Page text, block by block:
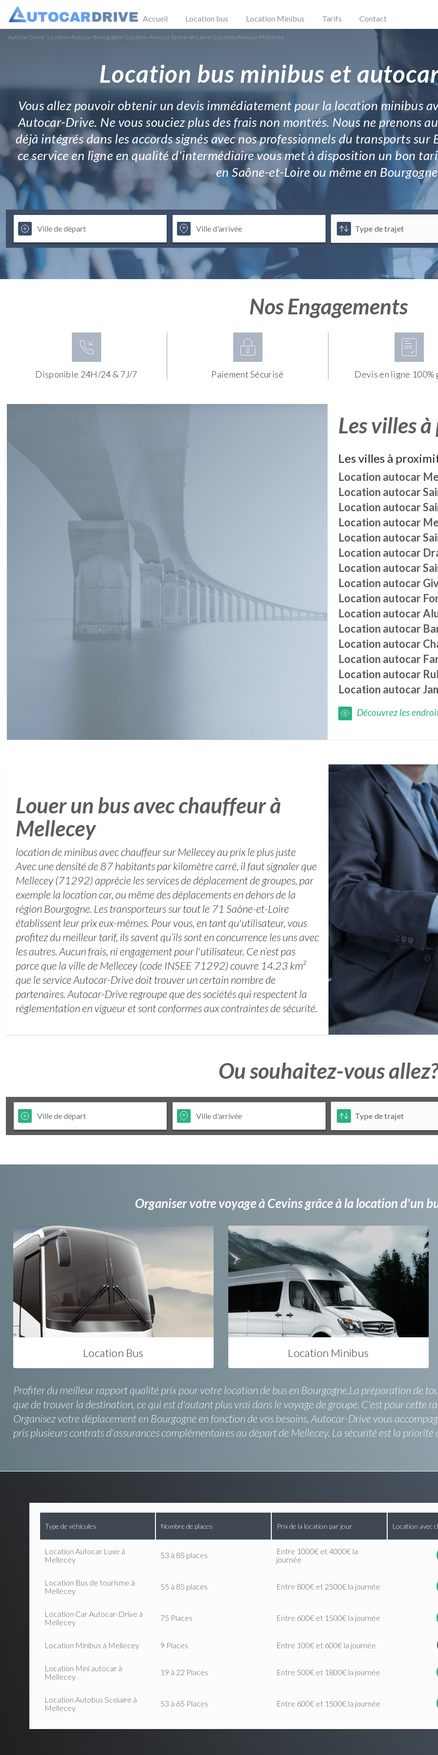
Accueil Location bus Location Minibus Tarifs Contact
Autocar Drive/ Location Autocar Bourgogne/ Location Autocar Saône-et-Loire/ Location Autocar Mellecey
Location bus minibus et
Vous allez pouvoir obtenir un devis immédiatement pour la location minibus
Autocar-Drive. Ne vous souciez plus des frais non montrés. Nous ne prenons
déjà intégrés dans les accords signés avec nos professionnels du transports sur
ce service en ligne en qualité d'intermédiaire vous met à disposition un bon
en Saône-et-Loire ou même en
Nos Engagements
Disponible 24H/24 & 7J/7 Paiement Sécurisé Devis en ligne
Les villes
Les villes à
Location autocar
Location autocar
Location autocar
Location autocar
Location autocar
Location autocar
Location autocar
Location autocar
Location autocar
Location autocar
Location autocar
Location autocar
Location autocar
Location autocar
Location autocar
Découvrez les
Louer un bus avec chauffeur à
Mellecey
location de minibus avec chauffeur sur Mellecey au prix le plus juste
Avec une densité de 87 habitants par kilomètre carré, il faut signaler que
Mellecey (71292) apprécie les services de déplacement de groupes, par
exemple la location car, ou même des déplacements en dehors de la
région Bourgogne. Les transporteurs sur tout le 71 Saône-et-Loire
établissent leur prix eux-mêmes. Pour vous, en tant qu'utilisateur, vous
profitez du meilleur tarif, ils savent qu’ils sont en concurrence les uns avec
les autres. Aucun frais, ni engagement pour l'utilisateur. Ce n’est pas
parce que la ville de Mellecey (code INSEE 71292) couvre 14.23 km²
que le service Autocar-Drive doit trouver un certain nombre de
partenaires. Autocar-Drive regroupe que des sociétés qui respectent la
réglementation en vigueur et sont conformes aux contraintes de sécurité.
Ou souhaitez-vous allez?
Organiser votre voyage à Cevins grâce à la location d'un
Location Bus Location Minibus
Profiter du meilleur rapport qualité prix pour votre location de bus en Bourgogne.La préparation de
que de trouver la destination, ce qui est d'autant plus vrai dans le voyage de groupe. C'est pour cette
Organisez votre déplacement en Bourgogne en fonction de vos besoins, Autocar-Drive vous
pris plusieurs contrats d'assurances complémentaires au départ de Mellecey. La sécurité est la priorité
Type de véhicules Nombre de places Prix de la location par jour Location avec
Location Autocar Luxe à
Mellecey
53 à 85 places
Entre 1000€ et 4000€ la
journée
Location Bus de tourisme à
Mellecey
55 à 85 places Entre 800€ et 2500€ la journée
Location Car Autocar-Drive à
Mellecey
75 Places Entre 600€ et 1500€ la journée
Location Minibus à Mellecey 9 Places Entre 100€ et 600€ la journée
Location Mini autocar à
Mellecey
19 à 22 Places Entre 500€ et 1800€ la journée
Location Autobus Scolaire à
Mellecey
53 à 65 Places Entre 600€ et 1500€ la journée